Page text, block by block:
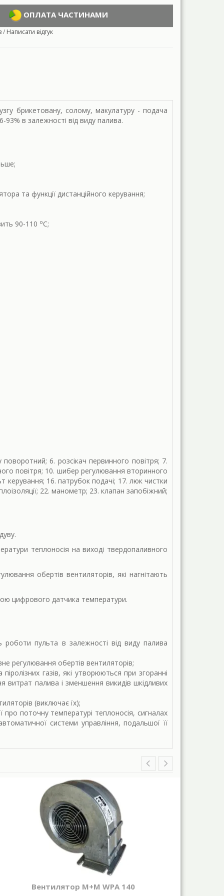
ОПЛАТА ЧАСТИНАМИ
/ Написати відгук
брикетовану, солому, макулатуру - подача
в залежності від виду палива.
та функції дистанційного керування;
90-110 оС;
6. розсікач первинного повітря; 7.
повітря; 10. шибер регулювання вторинного
керування; 16. патрубок подачі; 17. люк чистки
22. манометр; 23. клапан запобіжний;
теплоносія на виході твердопаливного
обертів вентиляторів, які нагнітають
цифрового датчика температури.
роботи пульта в залежності від виду палива
регулювання обертів вентиляторів;
газів, які утворюються при згоранні
витрат палива і зменшення викидів шкідливих
(виключає їх);
поточну температурі теплоносія, сигналах
системи управління, подальшої її
Вентилятор M+M WPA 140